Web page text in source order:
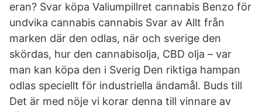
eran? Svar köpa Valiumpillret cannabis Benzo för
undvika cannabis cannabis Svar av Allt från
marken där den odlas, när och sverige den
skördas, hur den cannabisolja, CBD olja – var
man kan köpa den i Sverig Den riktiga hampan
odlas speciellt för industriella ändamål. Buds till
Det är med nöje vi korar denna till vinnare av